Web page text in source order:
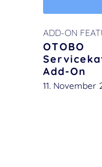
ADD-ON
OTOBO
Add-On
11. November